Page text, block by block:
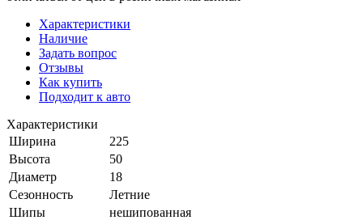
Характеристики
Наличие
Задать вопрос
Отзывы
Как купить
Подходит к авто
Характеристики
Ширина
225
Высота
50
Диаметр
18
Сезонность
Летние
Шипы
нешипованная